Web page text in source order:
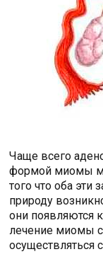
Чаще всего
формой миомы
того что оба эти
природу
они появляются
лечение миомы
осуществляться